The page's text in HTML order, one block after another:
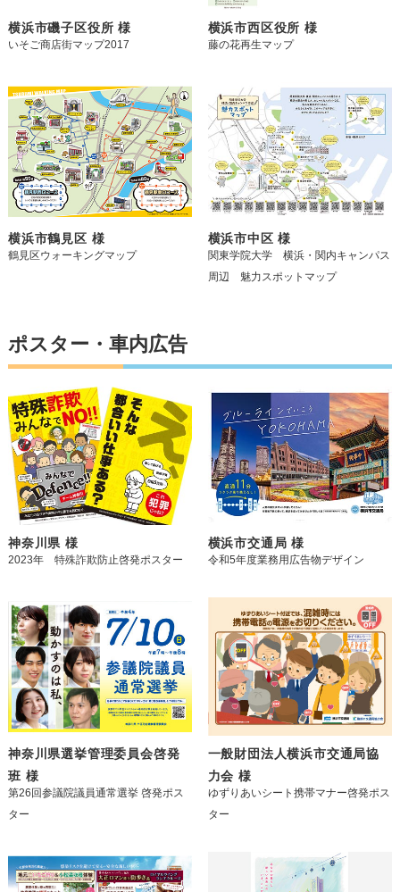
横浜市磯子区役所 様
いそご商店街マップ2017
横浜市西区役所 様
藤の花再生マップ
横浜市鶴見区 様
鶴見区ウォーキングマップ
横浜市中区 様
関東学院大学 横浜・関内キャンパス
周辺 魅力スポットマップ
ポスター・車内広告
神奈川県 様
2023年 特殊詐欺防止啓発ポスター
横浜市交通局 様
令和5年度業務用広告物デザイン
神奈川県選挙管理委員会啓発
班 様
第26回参議院議員通常選挙 啓発ポス
ター
一般財団法人横浜市交通局協
力会 様
ゆずりあいシート携帯マナー啓発ポス
ター